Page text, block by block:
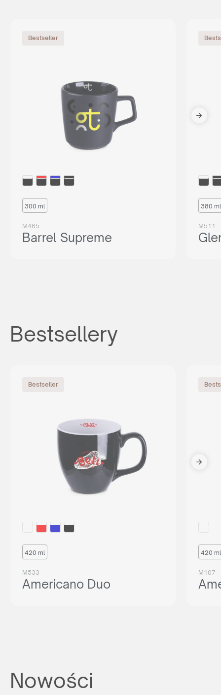
Bestseller
300 ml
M465
Barrel Supreme
380 ml
M511
Bestsellery
Bestseller
420 ml
M533
Americano Duo
420 ml
M107
Nowości